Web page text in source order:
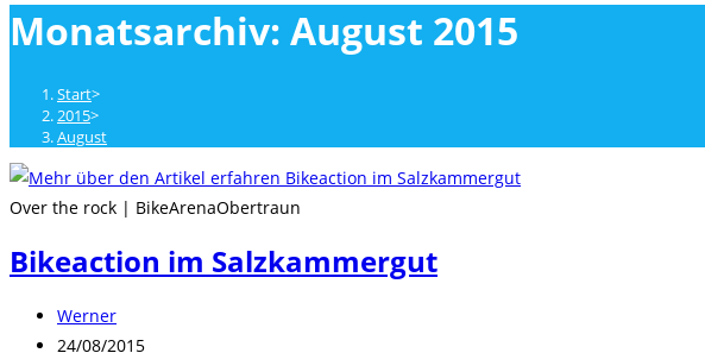
close
the
Monatsarchiv: August 2015
Start>
2015>
August
Over the rock | BikeArenaObertraun
Bikeaction im Salzkammergut
Beitrags-
Autor:
Werner
Beitrag
24/08/2015